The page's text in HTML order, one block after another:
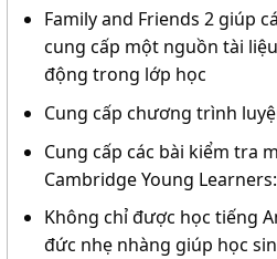
Family and Friends 2 giúp
cung cấp một nguồn tài
động trong lớp học
Cung cấp chương trình
Cung cấp các bài kiểm tra
Cambridge Young
Không chỉ được học tiếng
đức nhẹ nhàng giúp học